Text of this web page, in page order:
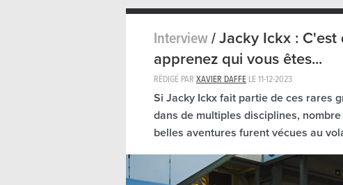
Interview/Jacky Ickx :
apprenez qui vous êtes...
RÉDIGÉ PAR XAVIER DAFFE LE11-12-2023
Si Jacky Ickx fait partie de ces rares
dans de multiples disciplines,
belles aventures furent vécues au